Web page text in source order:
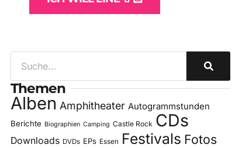
Themen
Alben Amphitheater Autogrammstunden
Berichte Biographien Camping Castle Rock CDs
Downloads DVDs EPs Essen Festivals Fotos